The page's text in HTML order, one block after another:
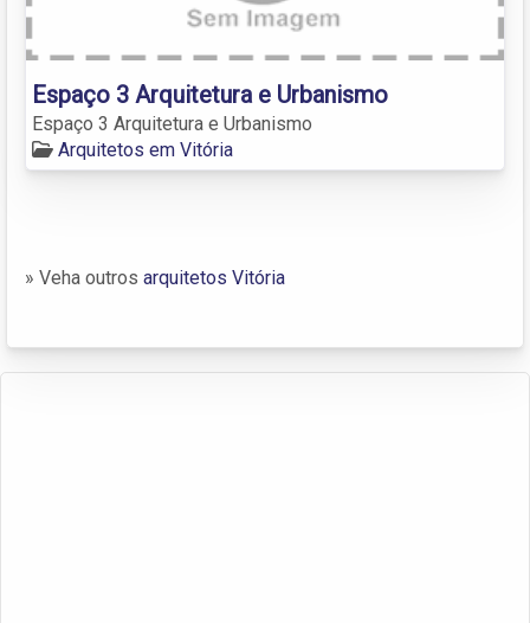
Espaço 3 Arquitetura e Urbanismo
Espaço 3 Arquitetura e Urbanismo
Arquitetos em Vitória
» Veha outros arquitetos Vitória